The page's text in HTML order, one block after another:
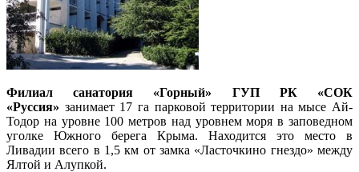
Филиал санатория «Горный» ГУП РК «СОК
«Руссия» занимает 17 га парковой территории на мысе Ай-
Тодор на уровне 100 метров над уровнем моря в заповедном
уголке Южного берега Крыма. Находится это место в
Ливадии всего в 1,5 км от замка «Ласточкино гнездо» между
Ялтой и Алупкой.